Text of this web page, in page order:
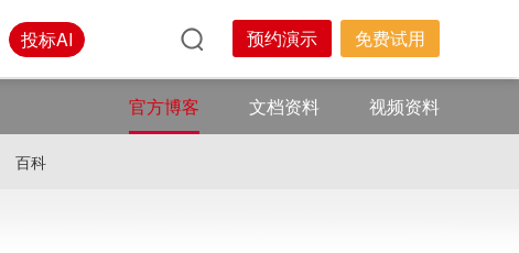
投标AI 预约演示 免费试用
官方博客 文档资料 视频资料
百科